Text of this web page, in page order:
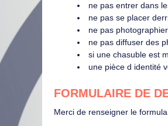
ne pas entrer dans
ne pas se placer
ne pas
ne pas diffuser des
si une chasuble est
une pièce d identité
FORMULAIRE DE
Merci de renseigner le